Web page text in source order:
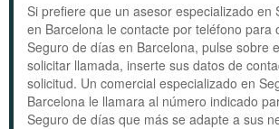
Si prefiere que un asesor especializado en
en Barcelona le contacte por teléfono para
Seguro de días en Barcelona, pulse sobre
solicitar llamada, inserte sus datos de
solicitud. Un comercial especializado en
Barcelona le llamara al número indicado
Seguro de días que más se adapte a sus